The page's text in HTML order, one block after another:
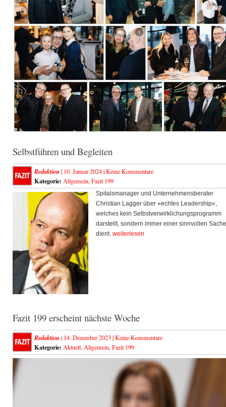
Selbstführen und Begleiten
Redaktion | 10. Januar 2024 |Keine Kommentare
Kategorie: Allgemein, Fazit 199
Spitalsmanager und Unternehmensberater
Christian Lagger über »echtes Leadership«,
welches kein Selbstverwirklichungsprogramm
darstellt, sondern immer einer sinnvollen Sache
dient. weiterlesen
Fazit 199 erscheint nächste Woche
Redaktion | 14. Dezember 2023 |Keine Kommentare
Kategorie: Aktuell, Allgemein, Fazit 199